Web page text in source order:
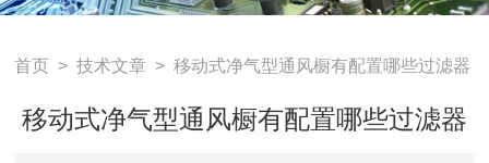
首页 >技术文章 > 移动式净气型通风橱有配置哪些过滤器
移动式净气型通风橱有配置哪些过滤器